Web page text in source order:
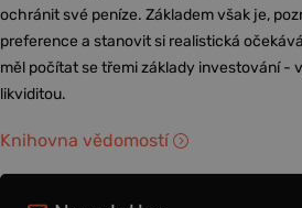
ochránit své peníze. Základem však je,
preference a stanovit si realistická
měl počítat se třemi základy investování -
likviditou.
Knihovna vědomostí